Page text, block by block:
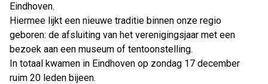
Eindhoven.
Hiermee lijkt een nieuwe traditie binnen onze regio
geboren: de afsluiting van het verenigingsjaar met een
bezoek aan een museum of tentoonstelling.
In totaal kwamen in Eindhoven op zondag 17 december
ruim 20 leden bijeen.